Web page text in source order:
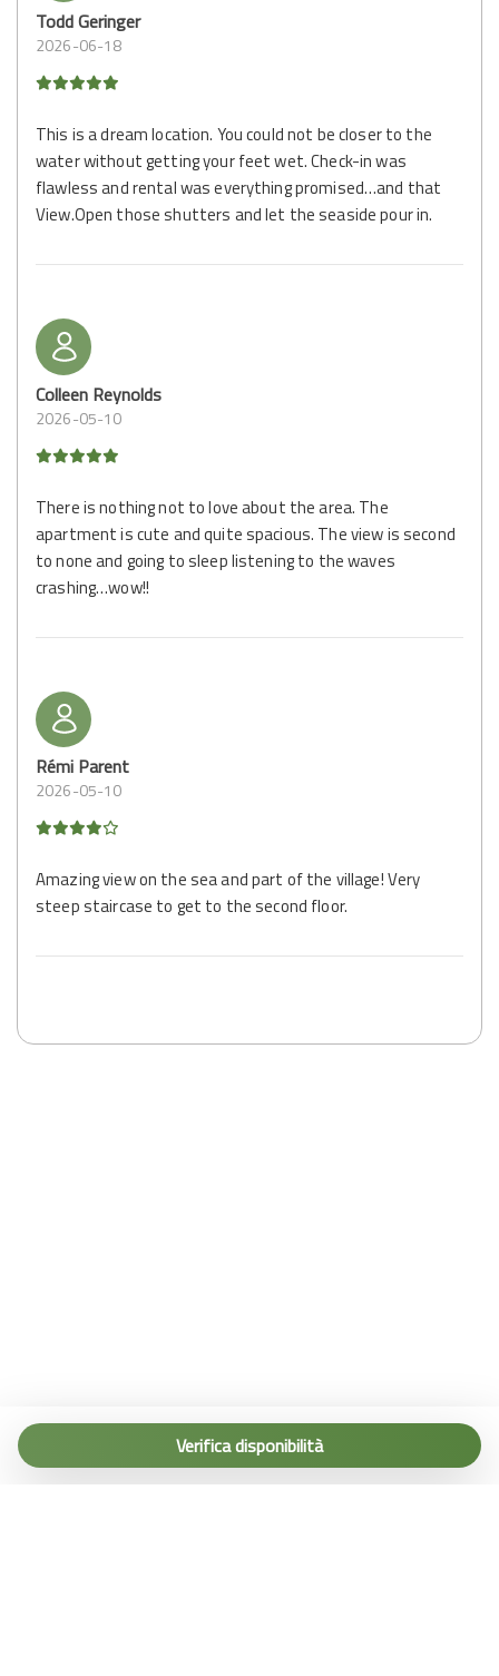
Todd Geringer
2026-06-18
This is a dream location. You could not be closer to the
water without getting your feet wet. Check-in was
flawless and rental was everything promised…and that
View.Open those shutters and let the seaside pour in.
Colleen Reynolds
2026-05-10
There is nothing not to love about the area. The
apartment is cute and quite spacious. The view is second
to none and going to sleep listening to the waves
crashing…wow!!
Rémi Parent
2026-05-10
Amazing view on the sea and part of the village! Very
steep staircase to get to the second floor.
Verifica disponibilità
Tel. (+39) 0187 1560067
info@terremarine.it
Scrivici su WhatsApp